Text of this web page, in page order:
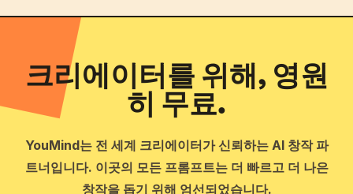
크리에이터를 위해, 영원
히 무료.
YouMind는 전 세계 크리에이터가 신뢰하는 AI 창작 파
트너입니다. 이곳의 모든 프롬프트는 더 빠르고 더 나은
창작을 돕기 위해 엄선되었습니다.